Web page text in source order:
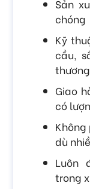
Sản
chóng
Kỹ
cầu,
Giao
có
dù
Luôn
trong